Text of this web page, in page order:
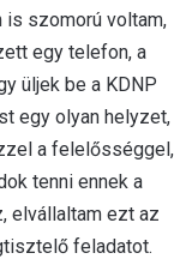
is szomorú voltam,
egy telefon, a
üljek be a KDNP
egy olyan helyzet,
a felelősséggel,
tenni ennek a
elvállaltam ezt az
feladatot.